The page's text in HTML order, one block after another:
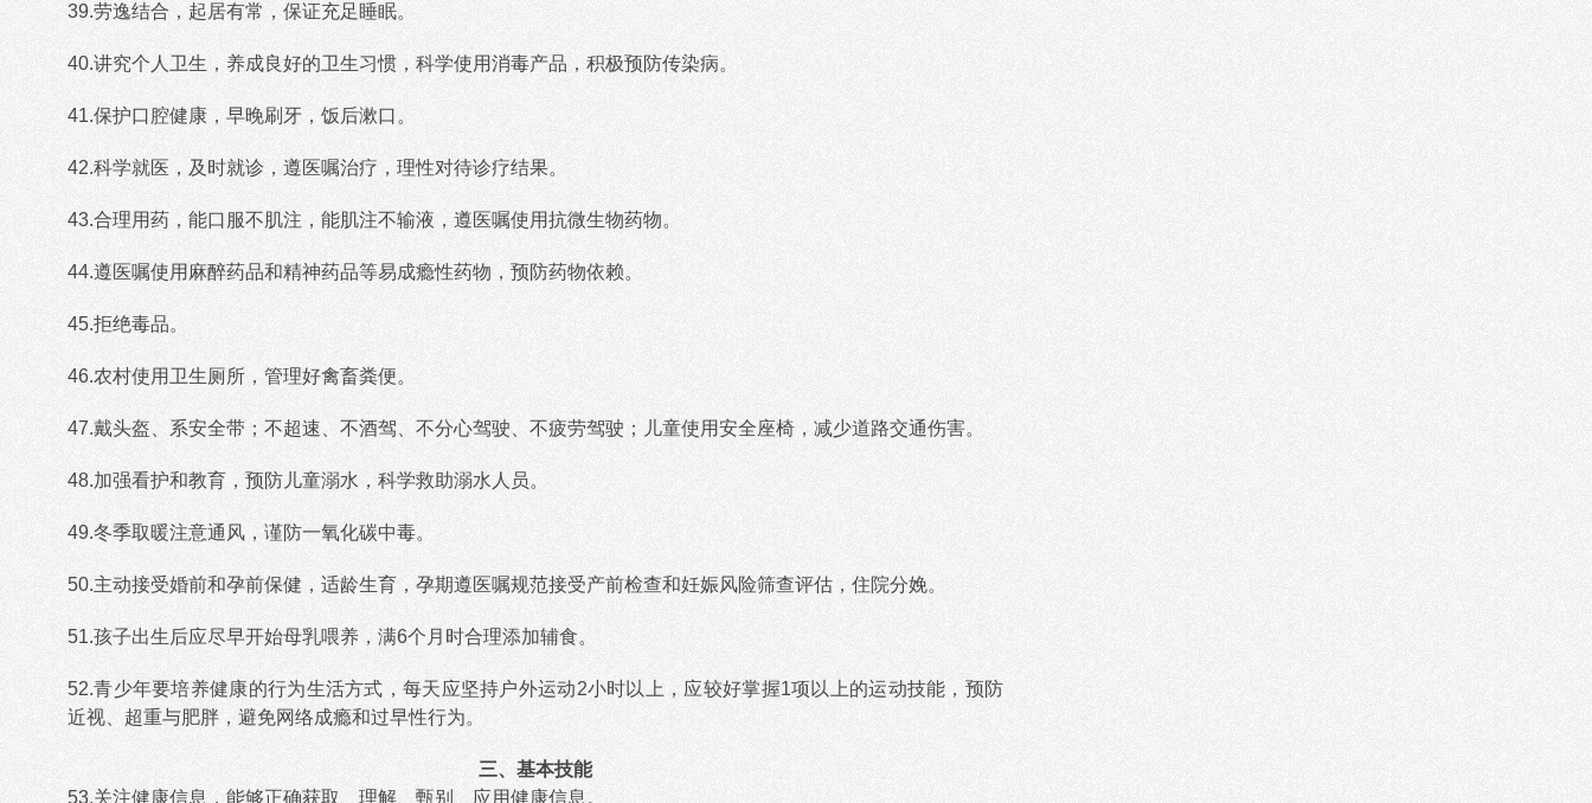
39.劳逸结合，起居有常，保证充足睡眠。
40.讲究个人卫生，养成良好的卫生习惯，科学使用消毒产品，积极预防传染病。
41.保护口腔健康，早晚刷牙，饭后漱口。
42.科学就医，及时就诊，遵医嘱治疗，理性对待诊疗结果。
43.合理用药，能口服不肌注，能肌注不输液，遵医嘱使用抗微生物药物。
44.遵医嘱使用麻醉药品和精神药品等易成瘾性药物，预防药物依赖。
45.拒绝毒品。
46.农村使用卫生厕所，管理好禽畜粪便。
47.戴头盔、系安全带；不超速、不酒驾、不分心驾驶、不疲劳驾驶；儿童使用安全座椅，减少道路交通伤害。
48.加强看护和教育，预防儿童溺水，科学救助溺水人员。
49.冬季取暖注意通风，谨防一氧化碳中毒。
50.主动接受婚前和孕前保健，适龄生育，孕期遵医嘱规范接受产前检查和妊娠风险筛查评估，住院分娩。
51.孩子出生后应尽早开始母乳喂养，满6个月时合理添加辅食。
52.青少年要培养健康的行为生活方式，每天应坚持户外运动2小时以上，应较好掌握1项以上的运动技能，预防
近视、超重与肥胖，避免网络成瘾和过早性行为。
三、基本技能
53.关注健康信息，能够正确获取、理解、甄别、应用健康信息。